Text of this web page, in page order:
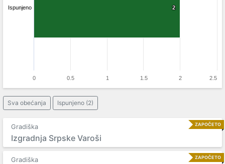
2
2
0 0.5 1 1.5 2 2.5
Ispunjeno
Sva obećanja Ispunjeno (2)
ZAPOČETO
Gradiška
Izgradnja Srpske Varoši
ZAPOČETO
Gradiška